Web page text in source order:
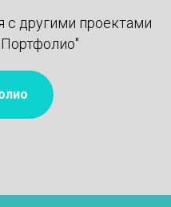
с другими проектами